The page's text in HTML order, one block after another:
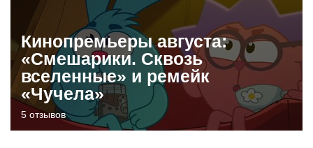
Кинопремьеры августа:
«Смешарики. Сквозь
вселенные» и ремейк
«Чучела»
5 отзывов